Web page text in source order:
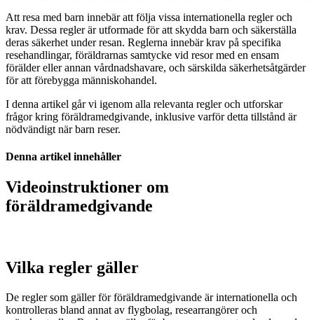
Att resa med barn innebär att följa vissa internationella regler och
krav. Dessa regler är utformade för att skydda barn och säkerställa
deras säkerhet under resan. Reglerna innebär krav på specifika
resehandlingar, föräldrarnas samtycke vid resor med en ensam
förälder eller annan vårdnadshavare, och särskilda säkerhetsåtgärder
för att förebygga människohandel.
I denna artikel går vi igenom alla relevanta regler och utforskar
frågor kring föräldramedgivande, inklusive varför detta tillstånd är
nödvändigt när barn reser.
Denna artikel innehåller
Videoinstruktioner om
föräldramedgivande
Vilka regler gäller
De regler som gäller för föräldramedgivande är internationella och
kontrolleras bland annat av flygbolag, researrangörer och